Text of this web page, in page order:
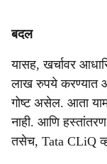
बदल
यासह, खर्चावर
लाख रुपये करण्यात
गोष्ट असेल. आता
नाही. आणि
तसेच, Tata CLiQ